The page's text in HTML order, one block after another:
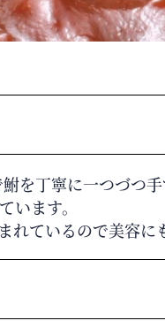
を丁寧に一つづつ
います。
れているので美容に